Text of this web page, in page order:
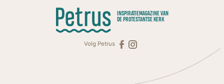
INSPIRATIEMAGAZINE VAN
DE PROTESTANTSE KERK
Volg Petrus